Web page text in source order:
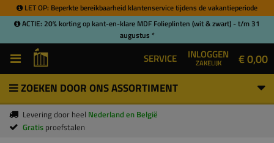
LET OP: Beperkte bereikbaarheid klantenservice tijdens de vakantieperiode
ACTIE: 20% korting op kant-en-klare MDF Folieplinten (wit & zwart) - t/m 31
augustus *
SERVICE INLOGGEN
ZAKELIJK € 0,00
ZOEKEN DOOR ONS ASSORTIMENT
Levering door heel Nederland en België
Gratis proefstalen